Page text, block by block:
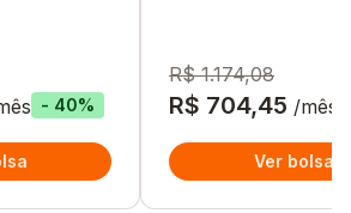
- 40%
R$ 1.174,08
R$ 704,45 /mês
Ver bolsa